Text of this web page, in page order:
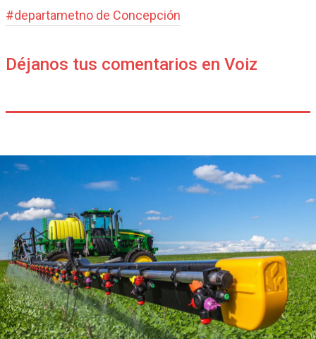
#departametno de Concepción
Déjanos tus comentarios en Voiz